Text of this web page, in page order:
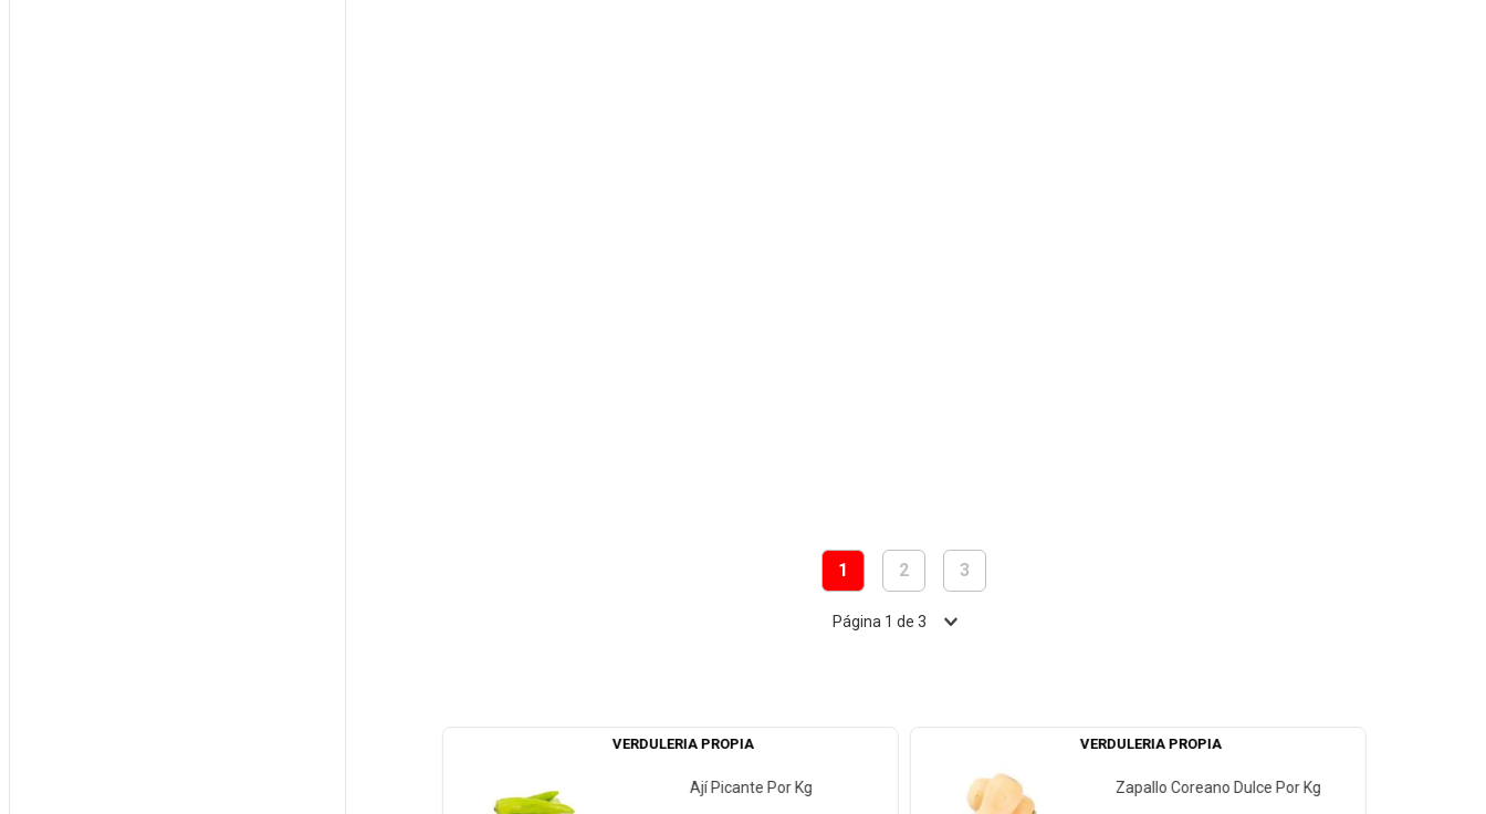
1 2 3
Página 1 de 3
VERDULERIA PROPIA
Ají Picante Por Kg
VERDULERIA PROPIA
Zapallo Coreano Dulce Por Kg